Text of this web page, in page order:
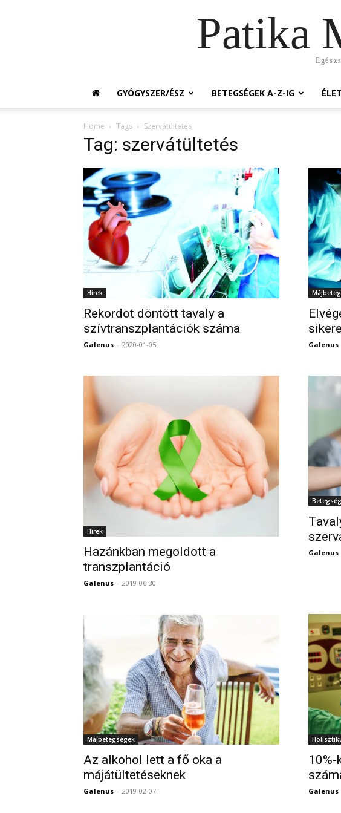
Patika
GYÓGYSZER/ÉSZ BETEGSÉGEK A-Z-IG
Home Tags Szervátültetés
Tag: szervátültetés
Hírek
Rekordot döntött tavaly a
szívtranszplantációk száma
Galenus - 2020-01-05 Galenus
Hírek
Hazánkban megoldott a
transzplantáció
Galenus - 2019-06-30
Galenus
Májbetegségek
Az alkohol lett a fő oka a
májátültetéseknek
Galenus - 2019-02-07 Galenus